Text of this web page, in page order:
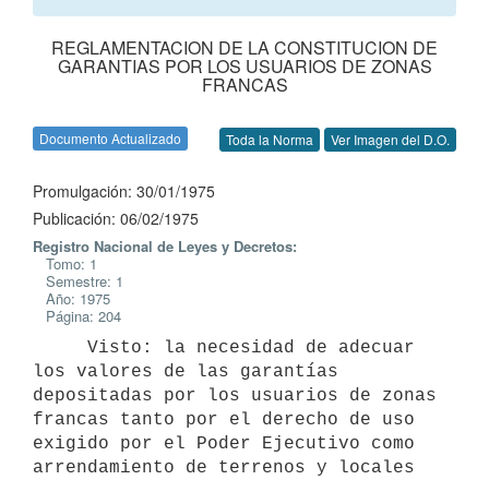
REGLAMENTACION DE LA CONSTITUCION DE
GARANTIAS POR LOS USUARIOS DE ZONAS
FRANCAS
Documento Actualizado Toda la Norma Ver Imagen del D.O.
Promulgación: 30/01/1975
Publicación: 06/02/1975
Registro Nacional de Leyes y Decretos:
Tomo: 1
Semestre: 1
Año: 1975
Página: 204
los valores de las garantías
depositadas por los usuarios de zonas
francas tanto por el derecho de uso
exigido por el Poder Ejecutivo como
arrendamiento de terrenos y locales